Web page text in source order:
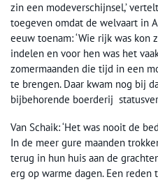
zin een modeverschijnsel,’
toegeven omdat de welvaart in
eeuw toenam: ‘Wie rijk was
indelen en voor hen was het
zomermaanden die tijd in een
te brengen. Daar kwam nog bij
bijbehorende boerderij
Van Schaik: ‘Het was nooit de
In de meer gure maanden
terug in hun huis aan de
erg op warme dagen. Een